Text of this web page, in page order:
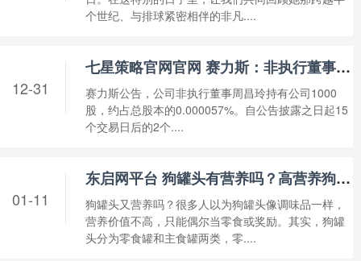
个世纪、与排球紧密相伴的非凡....
七星策略官网官网 赛力斯：非执行董事周昌玲拟减持不超0.000057%股份
赛力斯公告，公司非执行董事周昌玲持有公司1000
股，约占总股本的0.000057%。自公告披露之日起15
个交易日后的2个....
12-31
东启网平台 狗罐头有营养吗？高营养狗罐头这样挑，健康+补水一举两得
狗罐头又营养吗？很多人以为狗罐头像调味品一样，
营养价值不高，只能偶尔当零食或奖励。其实，狗罐
头分为零食罐和主食罐两类，零....
01-11